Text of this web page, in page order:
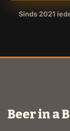
Sinds 2021
Beer in a